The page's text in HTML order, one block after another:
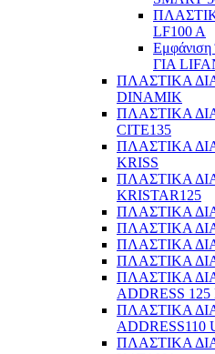
LF100 A
ΓΙΑ
ΠΛΑΣΤΙΚΑ
DINAMIK
ΠΛΑΣΤΙΚΑ
CITE135
ΠΛΑΣΤΙΚΑ
KRISS
ΠΛΑΣΤΙΚΑ
KRISTAR125
ΠΛΑΣΤΙΚΑ
ΠΛΑΣΤΙΚΑ
ΠΛΑΣΤΙΚΑ
ΠΛΑΣΤΙΚΑ
ΠΛΑΣΤΙΚΑ
ADDRESS 125
ΠΛΑΣΤΙΚΑ
ADDRESS110
ΠΛΑΣΤΙΚΑ